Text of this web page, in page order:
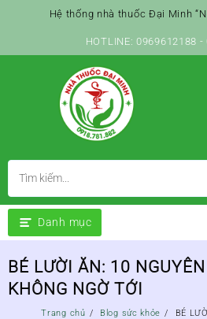
Hệ thống nhà thuốc Đại Minh
HOTLINE: 0969612188
Danh mục
BÉ LƯỜI ĂN: 10
KHÔNG NGỜ TỚI
Trang chủ Blog sức khỏe
BÉ